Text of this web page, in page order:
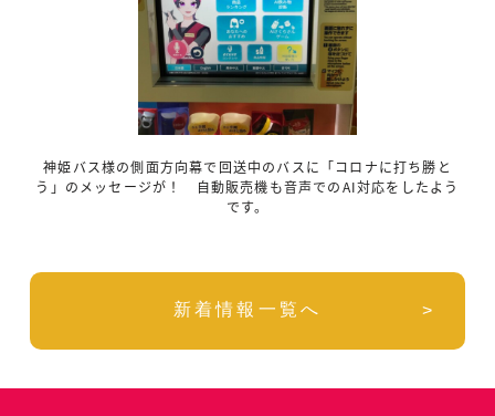
神姫バス様の側面方向幕で回送中のバスに「コロナに打ち勝と
う」のメッセージが！ 自動販売機も音声でのAI対応をしたよう
です。
新着情報一覧へ